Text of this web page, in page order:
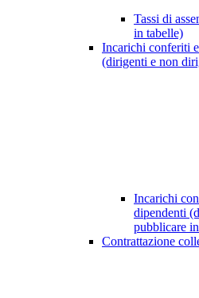
Tassi di
in tabelle)
Incarichi conferiti
(dirigenti e non
Incarichi
dipendenti
pubblicare
Contrattazione